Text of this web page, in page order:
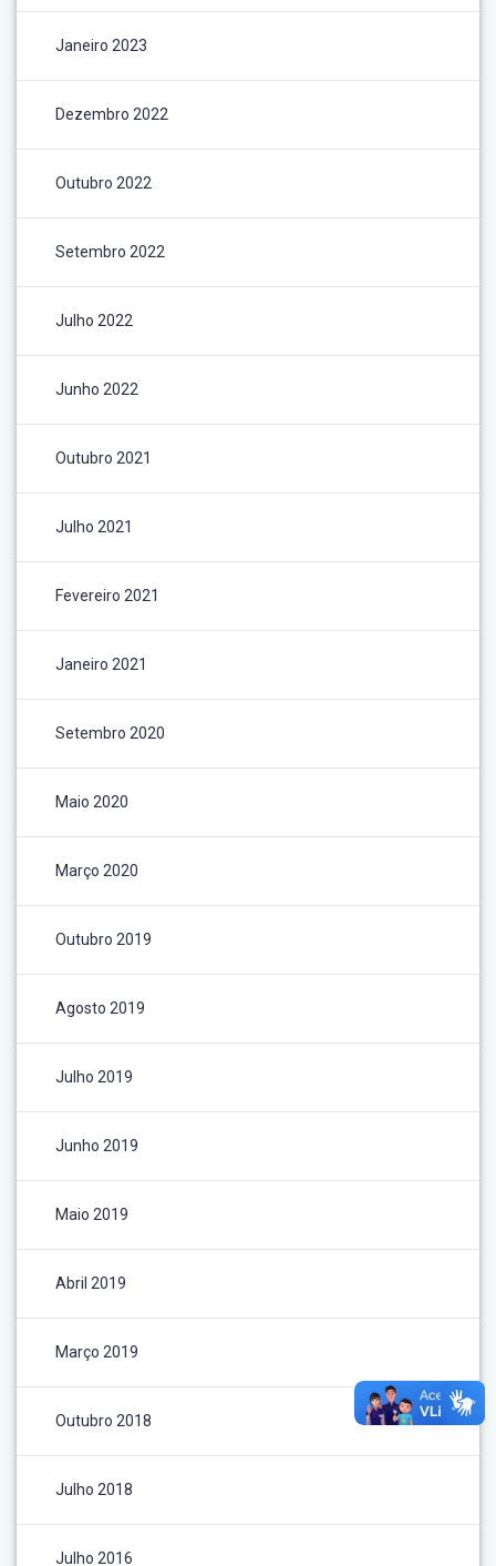
Janeiro 2023
Dezembro 2022
Outubro 2022
Setembro 2022
Julho 2022
Junho 2022
Outubro 2021
Julho 2021
Fevereiro 2021
Janeiro 2021
Setembro 2020
Maio 2020
Março 2020
Outubro 2019
Agosto 2019
Julho 2019
Junho 2019
Maio 2019
Abril 2019
Março 2019
Outubro 2018
Julho 2018
Julho 2016